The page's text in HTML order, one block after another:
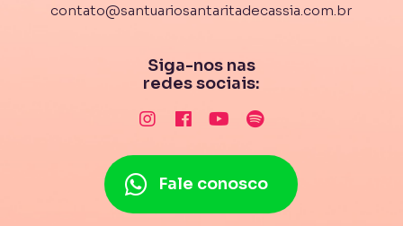
contato@santuariosantaritadecassia.com.br
Siga-nos nas
redes sociais:
Fale conosco